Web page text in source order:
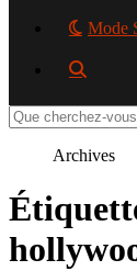
Mode
Rechercher
sur
Archives